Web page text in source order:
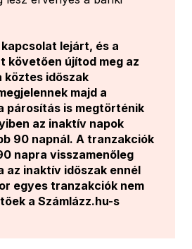
lejárt, és a
követően újítod meg az
köztes időszak
majd a
párosítás is megtörténik
az inaktív napok
90 napnál. A tranzakciók
napra visszamenőleg
az inaktív időszak ennél
egyes tranzakciók nem
a Számlázz.hu-s